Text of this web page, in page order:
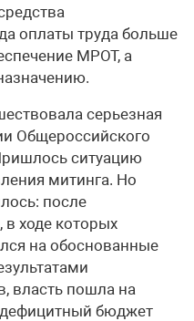
оплаты труда больше
МРОТ, а
серьезная
Общероссийского
ситуацию
митинга. Но
после
ходе которых
на обоснованные
власть пошла на
дефицитный бюджет